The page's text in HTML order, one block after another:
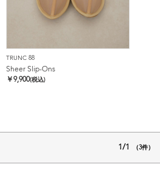
TRUNC 88
Sheer Slip-Ons
￥9,900(税込)
1/1 （3件）